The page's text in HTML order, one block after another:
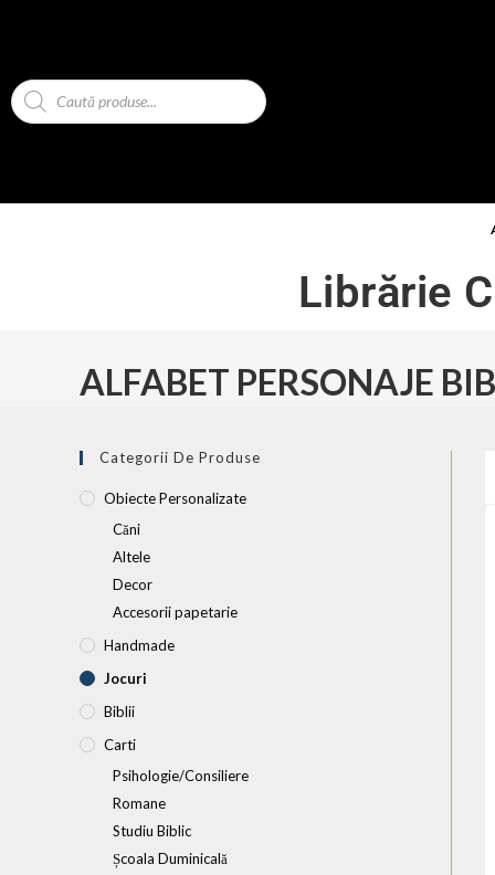
Librărie
ALFABET PERSONAJE
Categorii De Produse
Obiecte Personalizate
Căni
Altele
Decor
Accesorii papetarie
Handmade
Jocuri
Biblii
Carti
Psihologie/Consiliere
Romane
Studiu Biblic
Școala Duminicală